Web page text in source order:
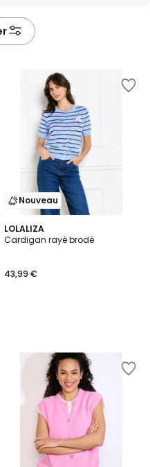
Nouveau
LOLALIZA
Cardigan rayé brodé
43,99 €